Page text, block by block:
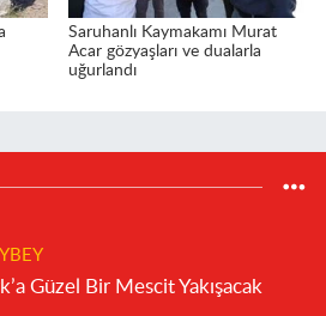
Saruhanlı Kaymakamı Murat
Acar gözyaşları ve dualarla
uğurlandı
Güzel Bir Mescit Yakışacak